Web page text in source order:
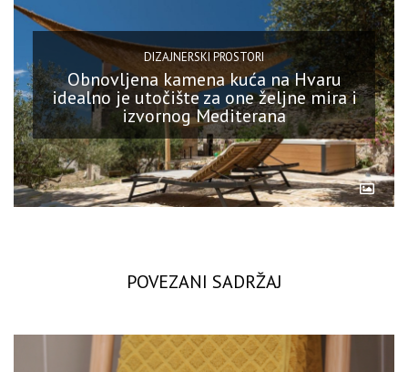
DIZAJNERSKI PROSTORI
Obnovljena kamena kuća na Hvaru
idealno je utočište za one željne mira i
izvornog Mediterana
POVEZANI SADRŽAJ